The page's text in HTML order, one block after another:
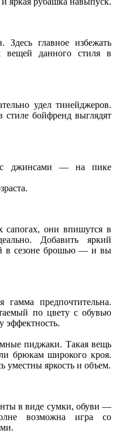
Здесь главное избежать
вещей данного стиля в
удел тинейджеров.
стиле бойфренд выглядят
с джинсами — на пике
они впишутся в
Добавить яркий
в сезоне брошью — и вы
гамма предпочтительна.
по цвету с обувью
эффектность.
пиджаки. Такая вещь
брюкам широкого кроя.
уместны яркость и объем.
в виде сумки, обуви —
возможна игра со